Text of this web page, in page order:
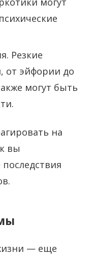
Резкие
от эйфории до
могут быть
на
вы
— еще